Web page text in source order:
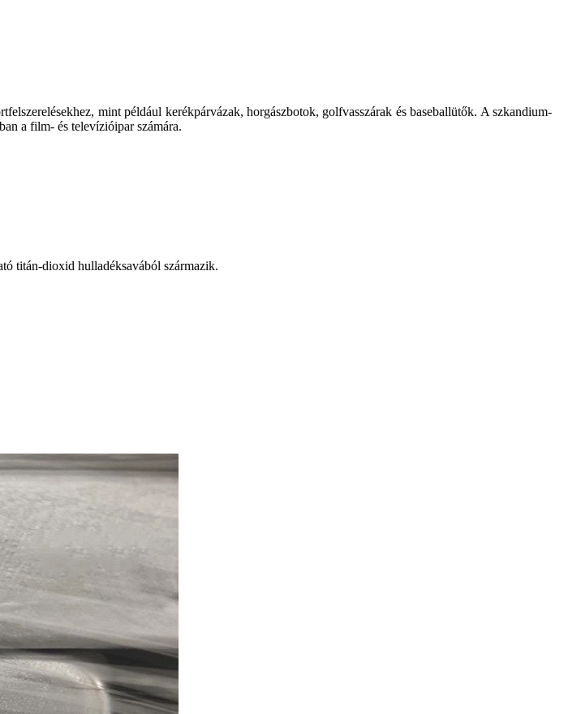
mint például kerékpárvázak, horgászbotok, golfvasszárak és baseballütők. A szkandium-
a film- és televízióipar számára.
titán-dioxid hulladéksavából származik.